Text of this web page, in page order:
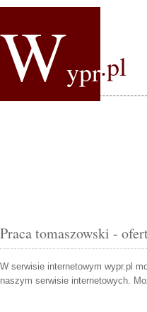
Wypr.pl
Praca tomaszowski -
W serwisie internetowym wypr.pl
naszym serwisie internetowych.